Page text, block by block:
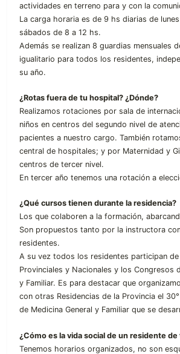
actividades en terreno para y con la
La carga horaria es de 9 hs diarias de
sábados de 8 a 12 hs.
Además se realizan 8 guardias mensuales
igualitario para todos los residentes,
su año.
¿Rotas fuera de tu hospital? ¿Dónde?
Realizamos rotaciones por sala de
niños en centros del segundo nivel de
pacientes a nuestro cargo. También
central de hospitales; y por Maternidad y
centros de tercer nivel.
En tercer año tenemos una rotación a
¿Qué cursos tienen durante la residencia?
Los que colaboren a la formación,
Son propuestos tanto por la instructora
residentes.
A su vez todos los residentes participan
Provinciales y Nacionales y los Congresos
y Familiar. Es para destacar que
con otras Residencias de la Provincia el
de Medicina General y Familiar que se
¿Cómo es la vida social de un residente
Tenemos horarios organizados, no son